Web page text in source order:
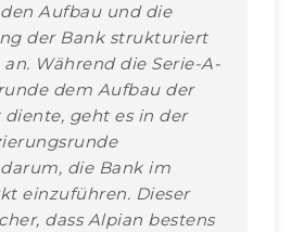
Aufbau und die
der Bank strukturiert
Während die Serie-A-
dem Aufbau der
geht es in der
die Bank im
einzuführen. Dieser
dass Alpian bestens